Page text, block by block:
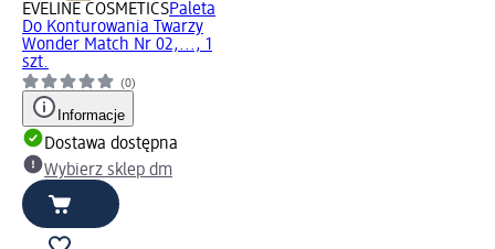
EVELINE COSMETICSPaleta
Do Konturowania Twarzy
Wonder Match Nr 02,..., 1
szt.
(0)
Informacje
Dostawa dostępna
Wybierz sklep dm